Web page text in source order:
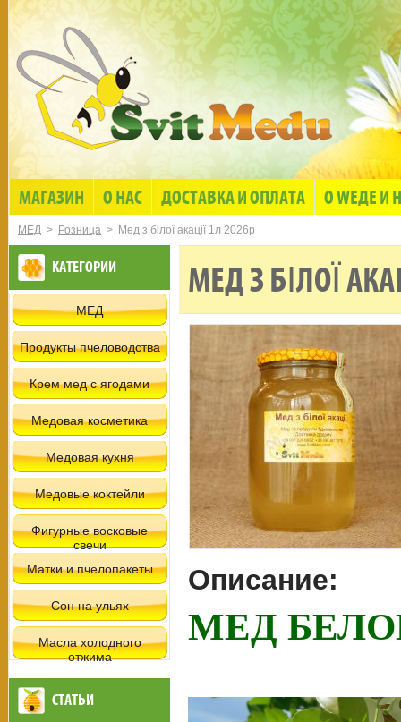
МАГАЗИН О НАС ДОСТАВКА И ОПЛАТА О WЕДЕ И
МЕД > Розница > Мед з білої акації 1л 2026р
КАТЕГОРИИ
МЕД
Продукты пчеловодства
Крем мед с ягодами
Медовая косметика
Медовая кухня
Медовые коктейли
Фигурные восковые
Матки и пчелопакеты
Сон на ульях
Масла холодного
СТАТЬИ
МЕД З БІЛОЇ
Описание:
МЕД